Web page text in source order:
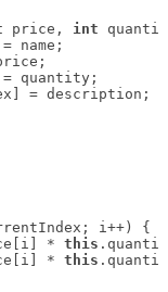
price, int
* this
* this